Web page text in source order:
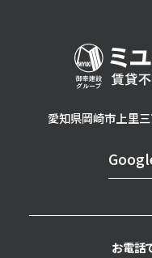
愛知県岡崎市上里
お電話